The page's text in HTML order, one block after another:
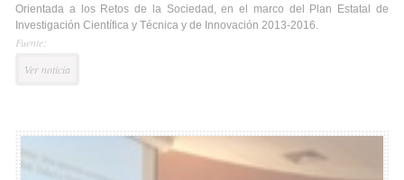
Orientada a los Retos de la Sociedad, en el marco del Plan Estatal de
Investigación Científica y Técnica y de Innovación 2013-2016.
Fuente:
Ver noticia